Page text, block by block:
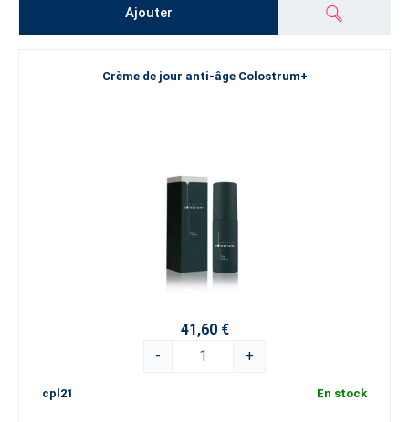
Ajouter
Crème de jour anti-âge Colostrum+
41,60 €
-
+
cpl21 En stock